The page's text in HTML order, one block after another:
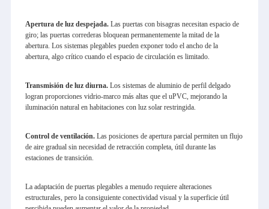
Apertura de luz despejada.Las puertas con bisagras necesitan espacio de
giro; las puertas correderas bloquean permanentemente la mitad de la
abertura. Los sistemas plegables pueden exponer todo el ancho de la
abertura, algo crítico cuando el espacio de circulación es limitado.
Transmisión de luz diurna.Los sistemas de aluminio de perfil delgado
logran proporciones vidrio-marco más altas que el uPVC, mejorando la
iluminación natural en habitaciones con luz solar restringida.
Control de ventilación.Las posiciones de apertura parcial permiten un flujo
de aire gradual sin necesidad de retracción completa, útil durante las
estaciones de transición.
La adaptación de puertas plegables a menudo requiere alteraciones
estructurales, pero la consiguiente conectividad visual y la superficie útil